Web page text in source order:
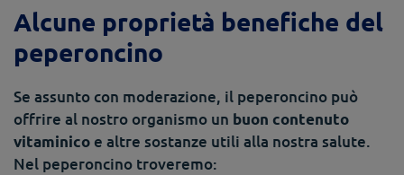
Alcune proprietà benefiche del
peperoncino
Se assunto con moderazione, il peperoncino può
offrire al nostro organismo un buon contenuto
vitaminico e altre sostanze utili alla nostra salute.
Nel peperoncino troveremo: